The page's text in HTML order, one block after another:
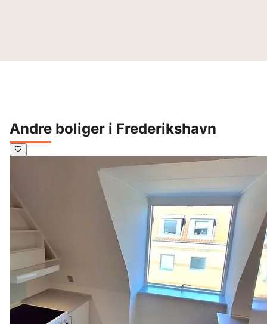
Andre boliger i Frederikshavn